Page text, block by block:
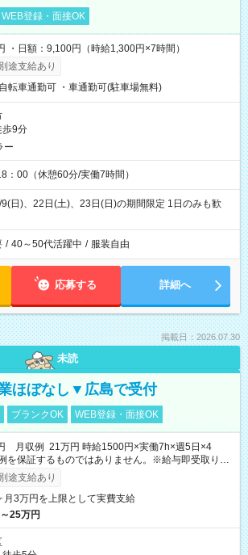
WEB登録・面接OK
・日額：9,100円（時給1,300円×7時間）
途支給あり
自転車通勤可 ・車通勤可(駐車場無料)
歩9分
ー
：00（休憩60分/実働7時間）
日)、22日(土)、23日(日)の期間限定 1日のみも歓
/ 40～50代活躍中 / 服装自由
応募する 詳細へ
掲載日：2026.07.30
未読
ほぼなし▼広島で受付
ブランクOK WEB登録・面接OK
月収例 21万円 時給1500円×実働7h×週5日×4
保証するものではありません。※給与即受取りサ
可（利用条件有）
途支給あり
月3万円を上限として実費支給
25万円